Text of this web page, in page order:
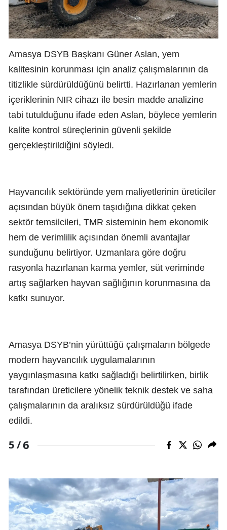
Amasya DSYB Başkanı Güner Aslan, yem
kalitesinin korunması için analiz çalışmalarının da
titizlikle sürdürüldüğünü belirtti. Hazırlanan yemlerin
içeriklerinin NIR cihazı ile besin madde analizine
tabi tutulduğunu ifade eden Aslan, böylece yemlerin
kalite kontrol süreçlerinin güvenli şekilde
gerçekleştirildiğini söyledi.
Hayvancılık sektöründe yem maliyetlerinin üreticiler
açısından büyük önem taşıdığına dikkat çeken
sektör temsilcileri, TMR sisteminin hem ekonomik
hem de verimlilik açısından önemli avantajlar
sunduğunu belirtiyor. Uzmanlara göre doğru
rasyonla hazırlanan karma yemler, süt veriminde
artış sağlarken hayvan sağlığının korunmasına da
katkı sunuyor.
Amasya DSYB’nin yürüttüğü çalışmaların bölgede
modern hayvancılık uygulamalarının
yaygınlaşmasına katkı sağladığı belirtilirken, birlik
tarafından üreticilere yönelik teknik destek ve saha
çalışmalarının da aralıksız sürdürüldüğü ifade
edildi.
5 /6